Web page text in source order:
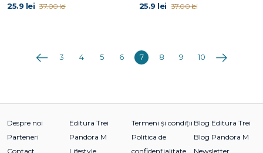
25.9 lei 37.00 lei 25.9 lei 37.00 lei
Anterioara
3 4 5 6 7 8 9 10 Următoarea
Despre noi
Parteneri
Contact
Editura Trei
Pandora M
Lifestyle
Termeni și condiții
Politica de
confidențialitate
Blog Editura Trei
Blog Pandora M
Newsletter